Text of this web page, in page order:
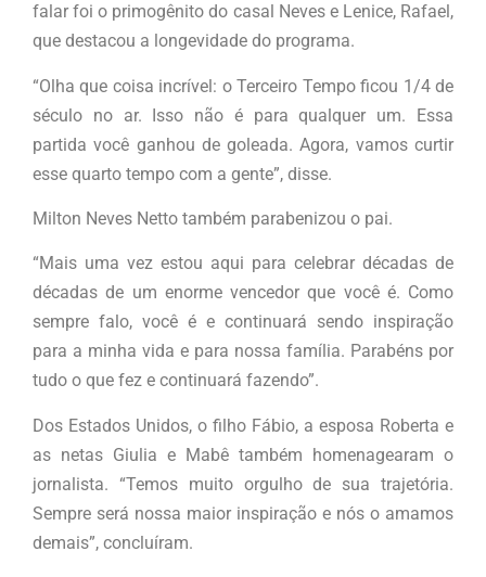
falar foi o primogênito do casal Neves e Lenice, Rafael,
que destacou a longevidade do programa.
“Olha que coisa incrível: o Terceiro Tempo ficou 1/4 de
século no ar. Isso não é para qualquer um. Essa
partida você ganhou de goleada. Agora, vamos curtir
esse quarto tempo com a gente”, disse.
Milton Neves Netto também parabenizou o pai.
“Mais uma vez estou aqui para celebrar décadas de
décadas de um enorme vencedor que você é. Como
sempre falo, você é e continuará sendo inspiração
para a minha vida e para nossa família. Parabéns por
tudo o que fez e continuará fazendo”.
Dos Estados Unidos, o filho Fábio, a esposa Roberta e
as netas Giulia e Mabê também homenagearam o
jornalista. “Temos muito orgulho de sua trajetória.
Sempre será nossa maior inspiração e nós o amamos
demais”, concluíram.